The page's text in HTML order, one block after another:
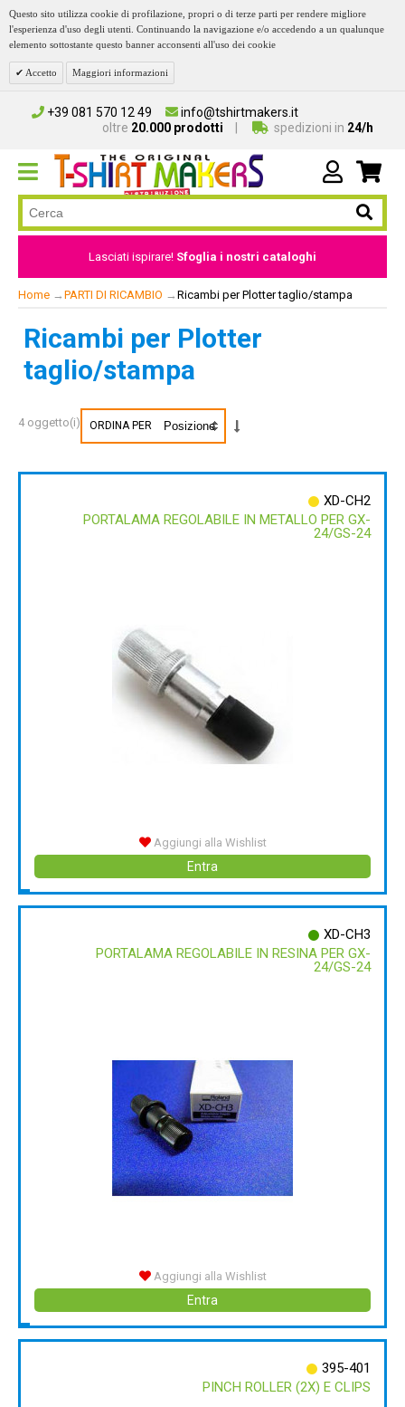
Questo sito utilizza cookie di profilazione, propri o di terze parti per rendere migliore
l'esperienza d'uso degli utenti. Continuando la navigazione e/o accedendo a un qualunque
elemento sottostante questo banner acconsenti all'uso dei cookie
Accetto Maggiori informazioni
+39 081 570 12 49
info@tshirtmakers.it
oltre 20.000 prodotti spedizioni in 24/h
Lasciati ispirare! Sfoglia i nostri cataloghi
Home → PARTI DI RICAMBIO → Ricambi per Plotter taglio/stampa
Ricambi per Plotter
taglio/stampa
4 oggetto(i) ORDINA PER
XD-CH2
PORTALAMA REGOLABILE IN METALLO PER GX-
24/GS-24
Aggiungi alla Wishlist
Entra
XD-CH3
PORTALAMA REGOLABILE IN RESINA PER GX-
24/GS-24
Aggiungi alla Wishlist
Entra
395-401
PINCH ROLLER (2X) E CLIPS